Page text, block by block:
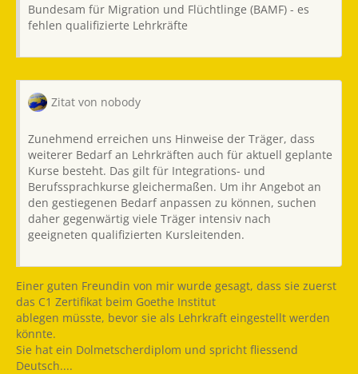
Bundesam für Migration und Flüchtlinge (BAMF) - es
fehlen qualifizierte Lehrkräfte
Zitat von nobody
Zunehmend erreichen uns Hinweise der Träger, dass
weiterer Bedarf an Lehrkräften auch für aktuell geplante
Kurse besteht. Das gilt für Integrations- und
Berufssprachkurse gleichermaßen. Um ihr Angebot an
den gestiegenen Bedarf anpassen zu können, suchen
daher gegenwärtig viele Träger intensiv nach
geeigneten qualifizierten Kursleitenden.
Einer guten Freundin von mir wurde gesagt, dass sie zuerst
das C1 Zertifikat beim Goethe Institut
ablegen müsste, bevor sie als Lehrkraft eingestellt werden
könnte.
Sie hat ein Dolmetscherdiplom und spricht fliessend
Deutsch....